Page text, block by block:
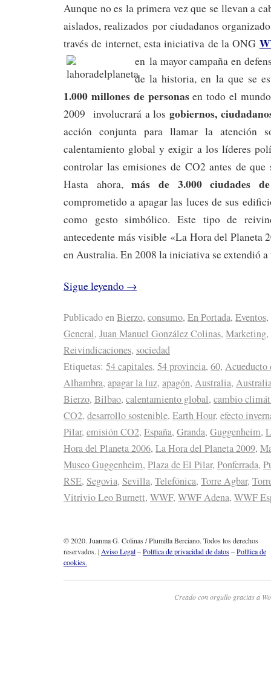
Aunque no es la primera vez que se llevan a
aislados, realizados por ciudadanos
través de internet, esta iniciativa de la ONG
en la mayor campaña en
de la historia, en la que se
1.000 millones de personasen todo el
2009 involucrará a los gobiernos,
acción conjunta para llamar la atención
calentamiento global y exigir a los líderes
controlar las emisiones de CO2 antes de que
Hasta ahora,más de 3.000 ciudades
comprometido a apagar las luces de sus
como gesto simbólico. Este tipo de
antecedente más visible «La Hora del Planeta
en Australia. En 2008 la iniciativa se extendió
Sigue leyendo →
Publicado enBierzo, consumo, En Portada, Eventos,
General, Juan Manuel González Colinas, Marketing,
Reivindicaciones, sociedad
Etiquetas: 54 capitales, 54 provincia, 60, Acueducto
Alhambra, apagar la luz, apagón, Australia,
Bierzo, Bilbao, calentamiento global, cambio
CO2, desarrollo sostenible, Earth Hour, efecto
Pilar, emisión CO2, España, Granda, Guggenheim,
Hora del Planeta 2006, La Hora del Planeta 2009,
Museo Guggenheim, Plaza de El Pilar, Ponferrada,
RSE, Segovia, Sevilla, Telefónica, Torre Agbar,
Vitrivio Leo Burnett, WWF, WWF Adena, WWF
© 2020. Juanma G. Colinas / Plumilla Berciano. Todos los derechos
reservados. | Aviso Legal–Política de privacidad de datos–Política de
cookies.
Creado con orgullo gracias a